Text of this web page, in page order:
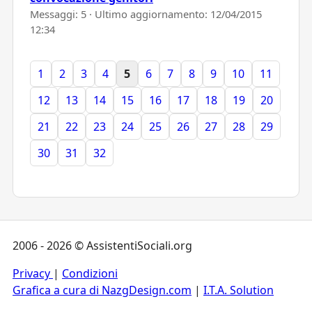
Messaggi: 5 · Ultimo aggiornamento: 12/04/2015
12:34
1 2 3 4 5 6 7 8 9 10
11
12
13 14 15 16 17 18 19
20
21
22 23 24 25 26 27 28
29
30
31 32
2006 - 2026 © AssistentiSociali.org
Privacy | Condizioni
Grafica a cura di NazgDesign.com | I.T.A. Solution